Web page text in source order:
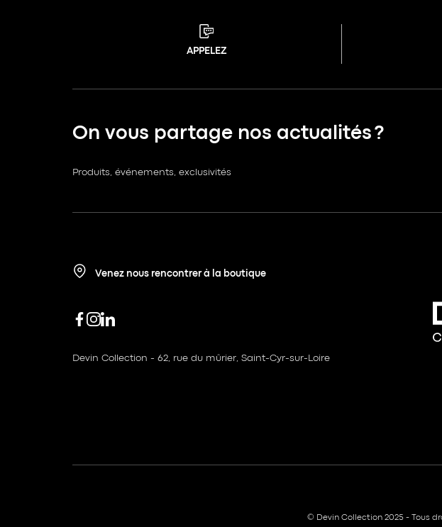
APPELEZ
On vous partage nos actualités ?
Produits, événements, exclusivités
Venez nous rencontrer à la boutique
Devin Collection - 62, rue du mûrier, Saint-Cyr-sur-Loire
© Devin Collection 2025 - Tous